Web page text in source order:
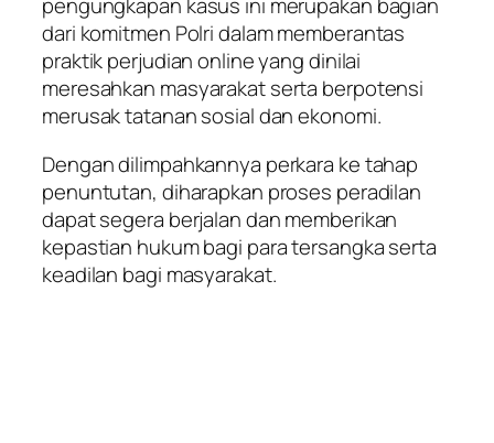
dari komitmen Polri dalam memberantas
praktik perjudian online yang dinilai
meresahkan masyarakat serta berpotensi
merusak tatanan sosial dan ekonomi.
Dengan dilimpahkannya perkara ke tahap
penuntutan, diharapkan proses peradilan
dapat segera berjalan dan memberikan
kepastian hukum bagi para tersangka serta
keadilan bagi masyarakat.